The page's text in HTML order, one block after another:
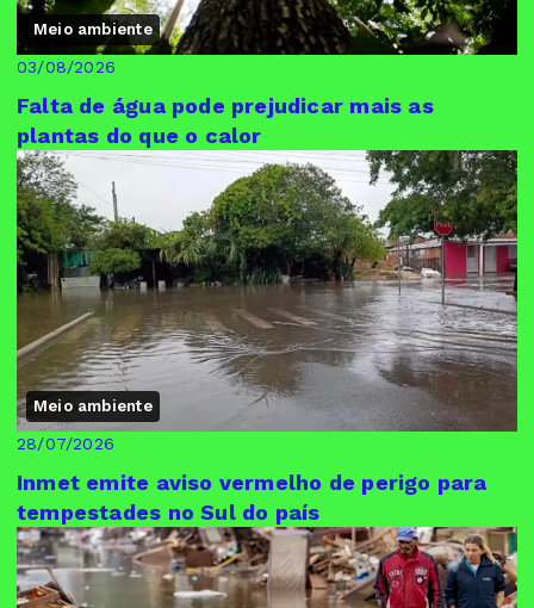
Meio ambiente
03/08/2026
Falta de água pode prejudicar mais as
plantas do que o calor
Meio ambiente
28/07/2026
Inmet emite aviso vermelho de perigo para
tempestades no Sul do país